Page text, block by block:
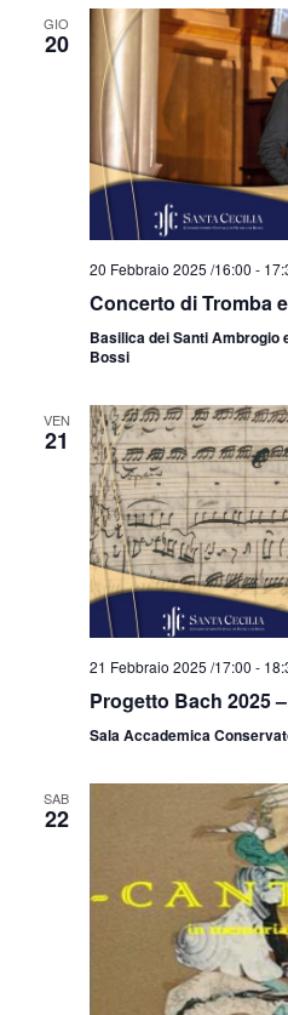
GIO
20
20 Febbraio 2025 /16:00 -
Concerto di Tromba
Basilica dei Santi Ambrogio
Bossi
VEN
21
21 Febbraio 2025 /17:00 -
Progetto Bach 2025
Sala Accademica
SAB
22